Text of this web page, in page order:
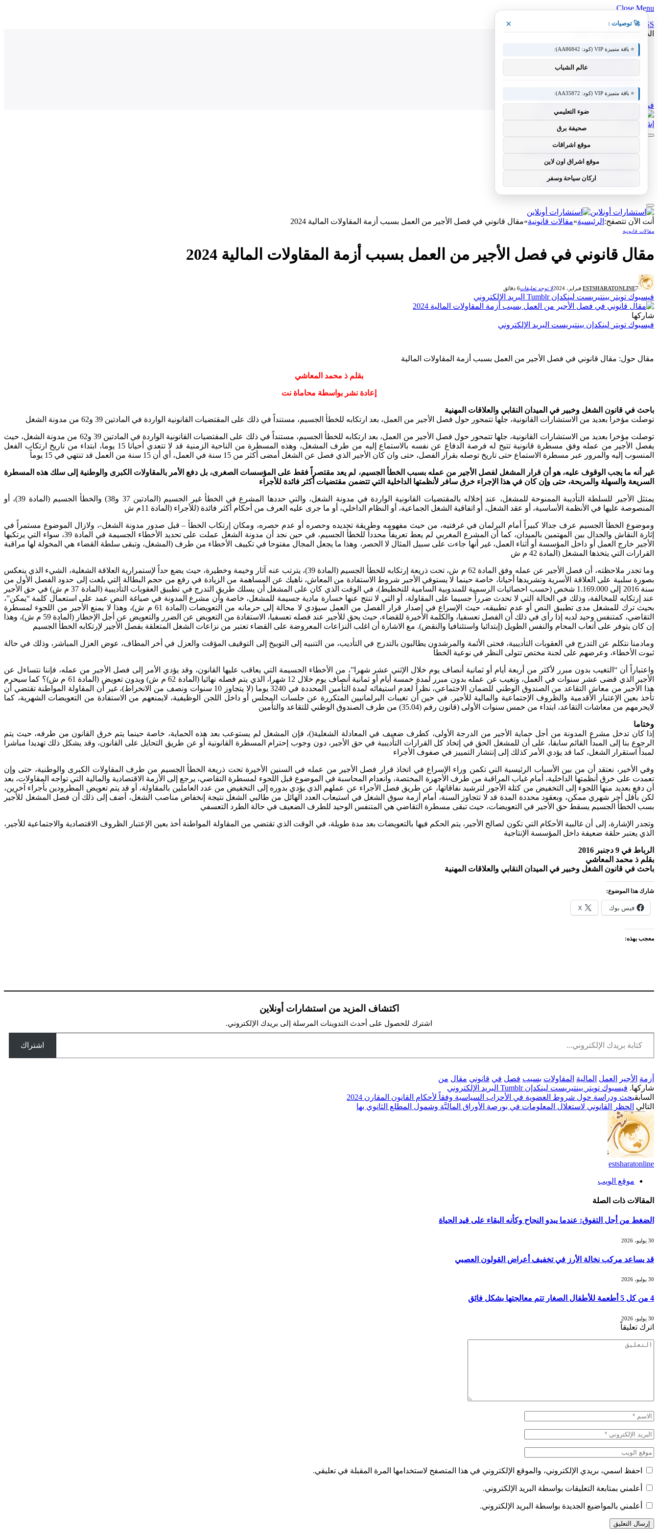
Close Menu
RSS
الجمعة, أغسطس 7, 2026
من نحن
إخلاء المسؤولية
الشروط والأحكام
سياسة الخصوصية
فيسبوك X (Twitter) الانستغرام RSS
إشترك الآن
استشارات نفسية وتطوير الذات
استشارات صحية وعامة
استشارات أسرية وقانونية
أنت الآن تتصفح: الرئيسية»مقالات قانونية»مقال قانوني في فصل الأجير من العمل بسبب أزمة المقاولات المالية 2024
مقالات قانونية
مقال قانوني في فصل الأجير من العمل بسبب أزمة المقاولات المالية 2024
ESTSHARATONLINE7 فبراير، 2024 لا توجد تعليقات6 دقائق
فيسبوك تويتر بينتيريست لينكدإن Tumblr البريد الإلكتروني
شاركها
فيسبوك تويتر لينكدإن بينتيريست البريد الإلكتروني
مقال حول: مقال قانوني في فصل الأجير من العمل بسبب أزمة المقاولات المالية
بقلم ذ محمد المعاشي
إعادة نشر بواسطة محاماة نت
باحث في قانون الشغل وخبير في الميدان النقابي والعلاقات المهنية
توصلت مؤخرا بعديد من الاستشارات القانونية، جلها تتمحور حول فصل الأجير من العمل، بعد ارتكابه للخطأ الجسيم، مستنداً في ذلك على المقتضيات القانونية الواردة في المادتين 39 و62 من مدونة الشغل
توصلت مؤخرا بعديد من الاستشارات القانونية، جلها تتمحور حول فصل الأجير من العمل، بعد ارتكابه للخطأ الجسيم، مستنداً في ذلك على المقتضيات القانونية الواردة في المادتين 39 و62 من مدونة الشغل، حيث
يفصل الأجير من عمله وفق مسطرة قانونية تتيح له فرصة الدفاع عن نفسه بالاستماع إليه من طرف المشغل، وهذه المسطرة من الناحية الزمنية قد لا تتعدي أحيانا 15 يوما، ابتداء من تاريخ ارتكاب الفعل
المنسوب إليه والمرور عبر مسطرة الاستماع حتى تاريخ توصله بقرار الفصل، حتى وان كان الأجير الذي فصل عن الشغل أمضى أكثر من 15 سنة في العمل، أي أن 15 سنة من العمل قد تنتهي في 15 يوماً
غير أنه ما يجب الوقوف عليه، هو أن قرار المشغل لفصل الأجير من عمله بسبب الخطأ الجسيم، لم يعد مقتصراً فقط على المؤسسات الصغرى، بل دفع الأمر بالمقاولات الكبرى والوطنية إلى سلك هذه المسطرة
السريعة والسهلة والمربحة، حتى وإن كان في هذا الإجراء خرق سافر لأنظمتها الداخلية التي تتضمن مقتضيات أكثر فائدة للأجراء
يمتثل الأجير للسلطة التأديبة الممنوحة للمشغل، عند إخلاله بالمقتضيات القانونية الواردة في مدونة الشغل، والتي حددها المشرع في الخطأ غير الجسيم (المادتين 37 و38) والخطأ الجسيم (المادة 39)، أو
المنصوصة عليها في الأنظمة الأساسية، أو عقد الشغل، أو اتفاقية الشغل الجماعية، أو النظام الداخلي، أو ما جرى عليه العرف من أحكام أكثر فائدة (للأجراء (المادة 11م ش
وموضوع الخطأ الجسيم عرف جدالا كبيراً أمام البرلمان في غرفتيه، من حيث مفهومه وطريقة تحديده وحصره أو عدم حصره، ومكان إرتكاب الخطأ – قبل صدور مدونة الشغل-، ولازال الموضوع مستمراً في
إثارة النقاش والجدال بين المهتمين بالميدان، كما أن المشرع المغربي لم يعط تعريفاً محدداً للخطأ الجسيم، في حين نجد أن مدونة الشغل عملت على تحديد الأخطاء الجسيمة في المادة 39، سواء التي يرتكبها
الأجير خارج العمل أو داخل المؤسسة أو أثناء العمل، غير أنها جاءت على سبيل المثال لا الحصر، وهذا ما يجعل المجال مفتوحا في تكييف الأخطاء من طرف (المشغل، وتبقى سلطة القضاء هي المخولة لها مراقبة
القرارات التي يتخذها المشغل (المادة 42 م ش
وما تجدر ملاحظته، أن فصل الأجير عن عمله وفق المادة 62 م ش، تحت ذريعة إرتكابه للخطأ الجسيم (المادة 39)، يترتب عنه آثار وخيمة وخطيرة، حيث يضع حداً لإستمرارية العلاقة الشغلية، الشيء الذي ينعكس
بصورة سلبية على العلاقة الأسرية وتشريدها أحيانا، خاصة حينما لا يستوفي الأجير شروط الاستفادة من المعاش، ناهيك عن المساهمة من الزيادة في رفع من حجم البطالة التي بلغت إلى حدود الفصل الأول من
سنة 2016 إلى 1.169.000 شخص (حسب احصائيات الرسمية للمندوبية السامية للتخطيط)، في الوقت الذي كان على المشغل أن يسلك طريق التدرج في تطبيق العقوبات التأديبية (المادة 37 م ش) في حق الأجير
عند إرتكابه للمخالفة، وذلك في الحالة التي لا تحدث ضرراً جسيما على المقاولة، أو التي لا تنتج عنها خسارة مادية جسيمة للمشغل، خاصة وأن مشرع المدونة في صياغة النص عمد على استعمال كلمة “يمكن”،
بحيث ترك للمشغل مدى تطبيق النص أو عدم تطبيقه، حيث الإسراع في إصدار قرار الفصل من العمل سيؤدي لا محالة إلى حرمانه من التعويضات (المادة 61 م ش)، وهذا لا يمنع الأجير من اللجوء لمسطرة
التقاضي، كمتنفس وحيد لديه إذا رأى في ذلك أن الفصل تعسفيا، والكلمة الأخيرة للقضاء، حيث يحق للأجير عند فصله تعسفيا، الاستفادة من التعويض عن الضرر والتعويض عن أجل الإخطار (المادة 59 م ش)، وهذا
إن كان يتوفر على أتعاب المحام والنفس الطويل (إبتدائيا واستئنافيا والنقض). مع الاشارة أن اغلب النزاعات المعروضة على القضاء تعتبر من نزاعات الشغل المتعلقة بفصل الأجير لإرتكابه الخطأ الجسيم
ومادمنا نتكلم عن التدرج في العقوبات التأديبية، فحتى الأئمة والمرشدون يطالبون بالتدرج في التأديب، من التنبيه إلى التوبيخ إلى التوقيف المؤقت والعزل في أخر المطاف، عوض العزل المباشر، وذلك في حالة
ثبوت الأخطاء، وعرضهم على لجنة مختص تتولى النظر في نوعية الخطأ
واعتباراً أن “التغيب بدون مبرر لأكثر من أربعة أيام أو ثمانية أنصاف يوم خلال الإثني عشر شهرا”، من الأخطاء الجسيمة التي يعاقب عليها القانون، وقد يؤدي الأمر إلى فصل الأجير من عمله، فإننا نتساءل عن
الأجير الذي قضى عشر سنوات في العمل، وتغيب عن عمله بدون مبرر لمدة خمسة أيام أو ثمانية أنصاف يوم خلال 12 شهرا، الذي يتم فصله نهائيا (المادة 62 م ش) وبدون تعويض (المادة 61 م ش)؟ كما سيحرم
هذا الأجير من معاش التقاعد من الصندوق الوطني للضمان الاجتماعي، نظراً لعدم استيفائه لمدة التأمين المحددة في 3240 يوما (لا يتجاوز 10 سنوات ونصف من الانخراط)، غير أن المقاولة المواطنة تقتضي أن
تأخذ بعين الإعتبار الأقدمية والظروف الإجتماعية والمالية للأجير. في حين أن تغيبات البرلمانيين المتكررة عن جلسات المجلس أو داخل اللجن الوظيفية، لايمنعهم من الاستفادة من التعويضات الشهرية، كما
لايحرمهم من معاشات التقاعد، ابتداء من خمس سنوات الأولى (قانون رقم (35.04) من طرف الصندوق الوطني للتقاعد والتأمين
وختاما
إذا كان تدخل مشرع المدونة من أجل حماية الأجير من الدرجة الأولى، كطرف ضعيف في المعادلة الشغلية()، فإن المشغل لم يستوعب بعد هذه الحماية، خاصة حينما يتم خرق القانون من طرفه، حيث يتم
الرجوع بنا إلى المبدأ القائم سابقا، على أن للمشغل الحق في إتخاذ كل القرارات التأديبية في حق الأجير، دون وجوب إحترام المسطرة القانونية أو عن طريق التحايل على القانون، وقد يشكل ذلك تهديدا مباشرا
لمبدأ استقرار الشغل، كما قد يؤدي الأمر كذلك إلى إنتشار التمييز في صفوف الأجراء
وفي الأخير، نعتقد أن من بين الأسباب الرئيسية التي تكمن وراء الإسراع في اتخاذ قرار فصل الأجير من عمله في السنين الأخيرة تحت ذريعة الخطأ الجسيم من طرف المقاولات الكبرى والوطنية، حتى وإن
تعمدت على خرق أنظمتها الداخلية، أمام غياب المراقبة من طرف الأجهزة المختصة، وانعدام المحاسبة في الموضوع قبل اللجوء لمسطرة التقاضي، يرجع إلى الأزمة الاقتصادية والمالية التي تواجه المقاولات، بعد
أن دفع بعديد منها اللجوء إلى التخفيض من كتلة الأجور لترشيد نفاقاتها، عن طريق فصل الأجراء عن عملهم الذي يؤدي بدوره إلى التخفيض من عدد العاملين بالمقاولة، أو قد يتم تعويض المطرودين بأجراء آخرين،
لكن بأقل أجر شهري ممكن، وبعقود محددة المدة قد لا تتجاوز السنة، أمام أزمة سوق الشغل في استيعاب العدد الهائل من طالبي الشغل نتيجة إنخفاض مناصب الشغل، أضف إلى ذلك أن فصل المشغل للأجير
بسب الخطأ الجسيم يسقط حق الأجير في التعويضات، حيث تبقى مسطرة التقاضي هي المتنفس الوحيد للطرف الضعيف في حالة الطرد التعسفي
وتجدر الإشارة، إلى أن غالبية الأحكام التي تكون لصالح الأجير، يتم الحكم فيها بالتعويضات بعد مدة طويلة، في الوقت الذي تقتضي من المقاولة المواطنة أخذ بعين الإعتبار الظروف الاقتصادية والاجتماعية للأجير،
الذي يعتبر حلقة ضعيفة داخل المؤسسة الإنتاجية
الرباط في 9 دجنبر 2016
بقلم ذ محمد المعاشي
باحث في قانون الشغل وخبير في الميدان النقابي والعلاقات المهنية
شارك هذا الموضوع:
فيس بوك X
معجب بهذه:
اكتشاف المزيد من استشارات أونلاين
اشترك للحصول على أحدث التدوينات المرسلة إلى بريدك الإلكتروني.
كتابة بريدك الإلكتروني...
اشتراك
أزمة الأجير العمل المالية المقاولات بسبب فصل في قانوني مقال من
شاركها. فيسبوك تويتر بينتيريست لينكدإن Tumblr البريد الإلكتروني
السابقبحث ودراسة حول شروط العضوية في الأحزاب السياسية وفقاً لأحكام القانون المقارن 2024
التالي الحظر القانوني لاستغلال المعلومات في بورصة الأوراق الماليَّة وشمول المطلع الثانوي بها
estsharatonline
موقع الويب
المقالات ذات الصلة
الضغط من أجل التفوق: عندما يبدو النجاح وكأنه البقاء على قيد الحياة
30 يوليو، 2026
قد يساعد مركب نخالة الأرز في تخفيف أعراض القولون العصبي
30 يوليو، 2026
4 من كل 5 أطعمة للأطفال الصغار تتم معالجتها بشكل فائق
30 يوليو، 2026
اترك تعليقاً
احفظ اسمي، بريدي الإلكتروني، والموقع الإلكتروني في هذا المتصفح لاستخدامها المرة المقبلة في تعليقي.
أعلمني بمتابعة التعليقات بواسطة البريد الإلكتروني.
أعلمني بالمواضيع الجديدة بواسطة البريد الإلكتروني.
🚀 توصيات : ×
⭐ باقة متميزة VIP (كود: AA86842):
عالم الشباب
⭐ باقة متميزة VIP (كود: AA35872):
ضوء التعليمي
صحيفة برق
موقع اشراقات
موقع اشراق اون لاين
اركان سياحة وسفر